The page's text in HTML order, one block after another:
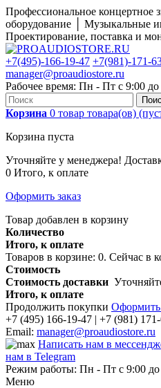
Профессиональное концертное
оборудование │ Музыкальные
Проектирование, поставка и
+7(495)-166-19-47 +7(981)-171-
manager@proaudiostore.ru
Рабочее время: Пн - Пт с 9:00 до
Корзина 0 товар товара(ов)
Корзина пуста
Уточняйте у менеджера!
0 Итого, к оплате
Оформить заказ
Товар добавлен в корзину
Количество
Итого, к оплате
Товаров в корзине: 0. Сейчас в
Стоимость
Стоимость доставки
Итого, к оплате
Продолжить покупки Оформить
+7 (495) 166-19-47 | +7 (981)
Email: manager@proaudiostore.ru
Написать нам в
нам в Telegram
Режим работы: Пн - Пт с 9:00 до
Меню